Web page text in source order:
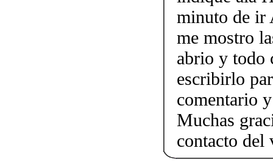
minuto de ir
me mostro
abrio y todo
escribirlo
comentario
Muchas
contacto del